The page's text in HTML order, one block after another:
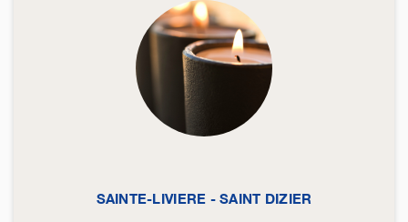
SAINTE-LIVIERE - SAINT DIZIER